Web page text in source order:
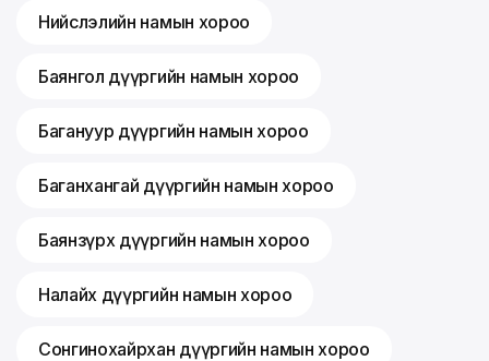
Нийслэлийн намын хороо
Баянгол дүүргийн намын хороо
Багануур дүүргийн намын хороо
Баганхангай дүүргийн намын хороо
Баянзүрх дүүргийн намын хороо
Налайх дүүргийн намын хороо
Сонгинохайрхан дүүргийн намын хороо